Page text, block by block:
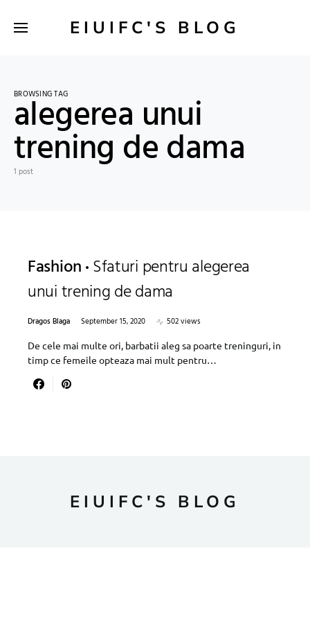
EIUIFC'S BLOG
BROWSING TAG
alegerea unui
trening de dama
1 post
Fashion Sfaturi pentru alegerea
unui trening de dama
Dragos Blaga September 15, 2020
502 views
De cele mai multe ori, barbatii aleg sa poarte treninguri, in
timp ce femeile opteaza mai mult pentru…
EIUIFC'S BLOG